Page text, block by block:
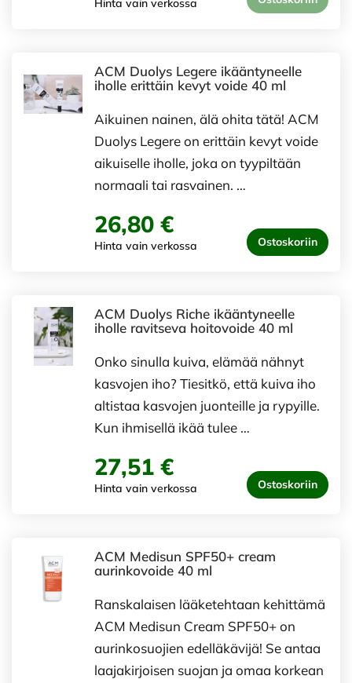
Hinta vain verkossa
ACM Duolys Legere ikääntyneelle
iholle erittäin kevyt voide 40 ml
Aikuinen nainen, älä ohita tätä! ACM
Duolys Legere on erittäin kevyt voide
aikuiselle iholle, joka on tyypiltään
normaali tai rasvainen. …
26,80 €
Hinta vain verkossa Ostoskoriin
ACM Duolys Riche ikääntyneelle
iholle ravitseva hoitovoide 40 ml
Onko sinulla kuiva, elämää nähnyt
kasvojen iho? Tiesitkö, että kuiva iho
altistaa kasvojen juonteille ja rypyille.
Kun ihmisellä ikää tulee …
27,51 €
Hinta vain verkossa Ostoskoriin
ACM Medisun SPF50+ cream
aurinkovoide 40 ml
Ranskalaisen lääketehtaan kehittämä
ACM Medisun Cream SPF50+ on
aurinkosuojien edelläkävijä! Se antaa
laajakirjoisen suojan ja omaa korkean